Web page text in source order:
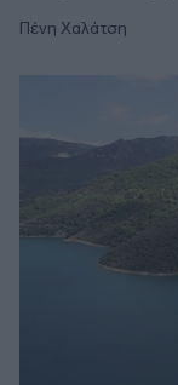
Πένη Χαλάτση